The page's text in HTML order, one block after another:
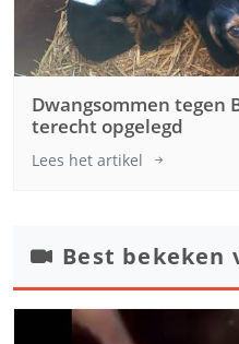
Dwangsommen tegen
terecht opgelegd
Lees het artikel
Best bekeken